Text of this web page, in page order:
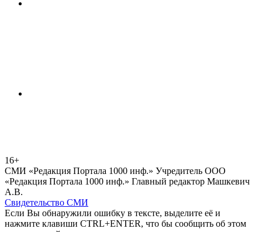
16+
СМИ «Редакция Портала 1000 инф.» Учредитель ООО
«Редакция Портала 1000 инф.» Главный редактор Машкевич
А.В.
Свидетельство СМИ
Если Вы обнаружили ошибку в тексте, выделите её и
нажмите клавиши CTRL+ENTER, что бы сообщить об этом